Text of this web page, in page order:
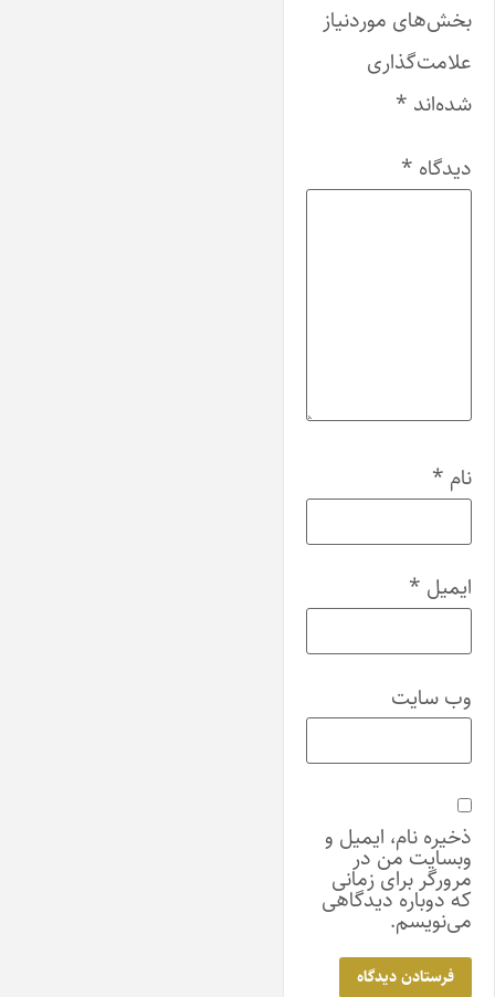
بخش‌های موردنیاز
علامت‌گذاری
شده‌اند *
دیدگاه *
نام *
ایمیل *
وب‌ سایت
ذخیره نام، ایمیل و
وبسایت من در
مرورگر برای زمانی
که دوباره دیدگاهی
می‌نویسم.